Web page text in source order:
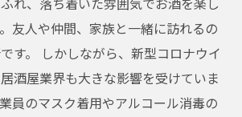
友人や仲間、家族と一緒に訪れるの
す。 しかしながら、新型コロナウイ
酒屋業界も大きな影響を受けていま
員のマスク着用やアルコール消毒の